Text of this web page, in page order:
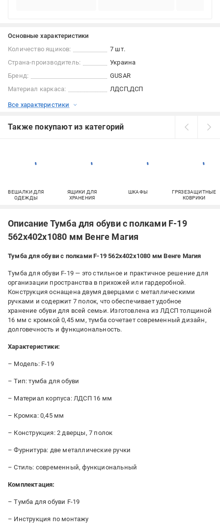
Основные характеристики
Количество ящиков:
7 шт.
Страна-производитель:
Украина
Бренд:
GUSAR
Материал каркаса:
ЛДСП ДСП
Все характеристики
Также покупают из категорий
ВЕШАЛКИ ДЛЯ
ОДЕЖДЫ
ЯЩИКИ ДЛЯ
ХРАНЕНИЯ
ШКАФЫ
ГРЯЗЕЗАЩИТНЫЕ
КОВРИКИ
Описание Тумба для обуви с полками F-19
562х402х1080 мм Венге Магия
Тумба для обуви с полками F-19 562х402х1080 мм Венге Магия
Тумба для обуви F-19 — это стильное и практичное решение для
организации пространства в прихожей или гардеробной.
Конструкция оснащена двумя дверцами с металлическими
ручками и содержит 7 полок, что обеспечивает удобное
хранение обуви для всей семьи. Изготовлена из ЛДСП толщиной
16 мм с кромкой 0,45 мм, тумба сочетает современный дизайн,
долговечность и функциональность.
Характеристики:
– Модель: F-19
– Тип: тумба для обуви
– Материал корпуса: ЛДСП 16 мм
– Кромка: 0,45 мм
– Конструкция: 2 дверцы, 7 полок
– Фурнитура: две металлические ручки
– Стиль: современный, функциональный
Комплектация:
– Тумба для обуви F-19
– Инструкция по монтажу